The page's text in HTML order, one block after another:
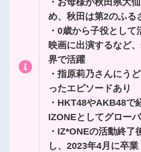
・お母様が秋田県大
め、秋田は第2のふる
・0歳から子役とし
映画に出演するなど
界で活躍
・指原莉乃さんにう
ったエピソードあり
・HKT48やAKB48で
IZONEとしてグロー
・IZ*ONEの活動終了
し、2023年4月に卒業